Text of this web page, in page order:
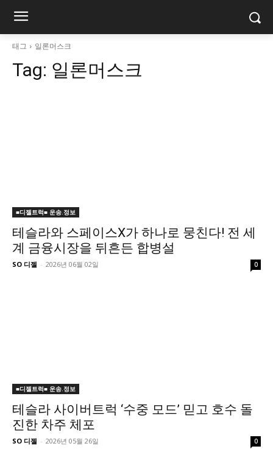
태그 일론머스크
Tag: 일론머스크
■디젤트럭■ 운송.정보
테슬라와 스페이스X가 하나로 뭉친다! 전 세
계 금융시장을 뒤흔든 합병설
SO 디젤 - 2026년 06월 02일 0
■디젤트럭■ 운송.정보
테슬라 사이버트럭 ‘수중 모드’ 믿고 호수 돌
진한 차주 체포
SO 디젤 - 2026년 05월 26일 0